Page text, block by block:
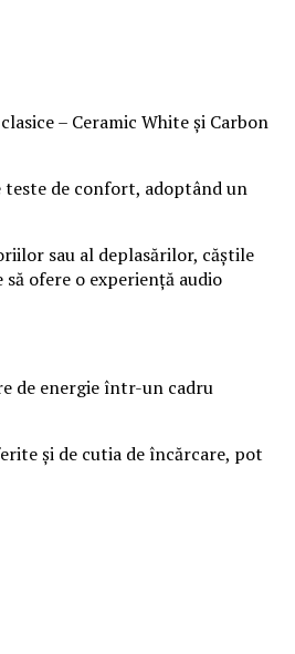
– Ceramic White și Carbon
de confort, adoptând un
sau al deplasărilor, căștile
ofere o experiență audio
de energie într-un cadru
și de cutia de încărcare, pot